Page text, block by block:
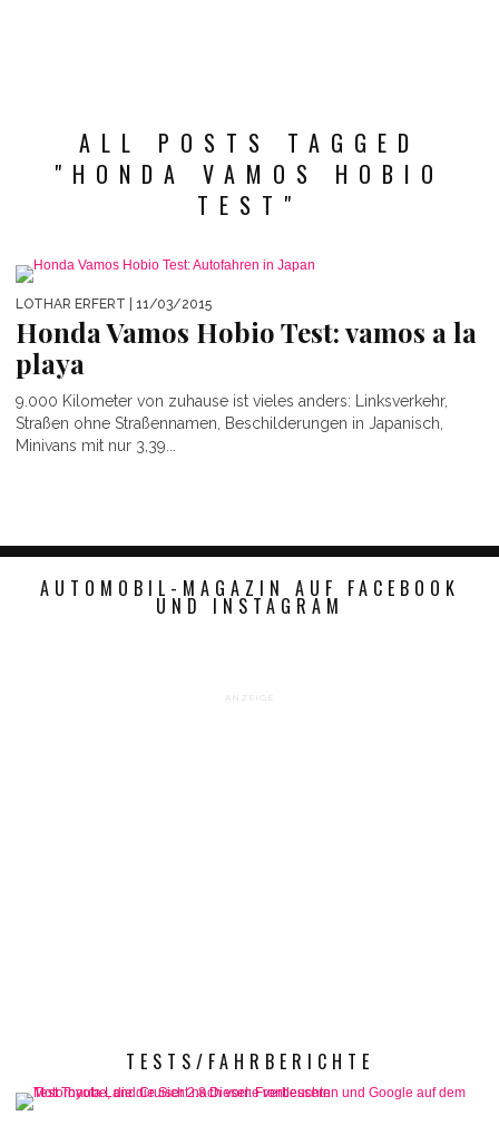
ALL POSTS TAGGED
"HONDA VAMOS HOBIO
TEST"
LOTHAR ERFERT | 11/03/2015
Honda Vamos Hobio Test: vamos a la
playa
9.000 Kilometer von zuhause ist vieles anders: Linksverkehr,
Straßen ohne Straßennamen, Beschilderungen in Japanisch,
Minivans mit nur 3,39...
AUTOMOBIL-MAGAZIN AUF FACEBOOK
UND INSTAGRAM
ANZEIGE
TESTS/FAHRBERICHTE